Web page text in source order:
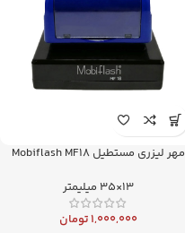
مهر لیزری مستطیل Mobiflash MF18
13×35 میلیمتر
1,000,000تومان